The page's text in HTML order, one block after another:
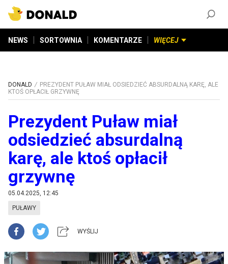
NEWS SORTOWNIA KOMENTARZE WIĘCEJ
DONALD
PREZYDENT PUŁAW MIAŁ ODSIEDZIEĆ ABSURDALNĄ KARĘ, ALE
KTOŚ OPŁACIŁ GRZYWNĘ
Prezydent Puław miał
odsiedzieć absurdalną
karę, ale ktoś opłacił
grzywnę
05.04.2025, 12:45
PUŁAWY
WYŚLIJ